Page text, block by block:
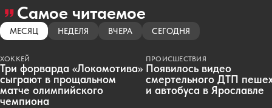
Самое читаемое
МЕСЯЦ НЕДЕЛЯ ВЧЕРА СЕГОДНЯ
ХОККЕЙ
Три форварда «Локомотива»
сыграют в прощальном
матче олимпийского
чемпиона
ПРОИСШЕСТВИЯ
Появилось видео
смертельного ДТП
и автобуса в Ярославле